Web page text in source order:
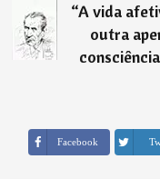
“A vida
outra
Facebook